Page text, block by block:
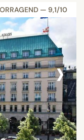
— 9,1/10
›